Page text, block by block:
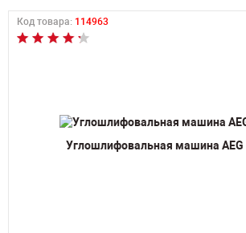
Код товара: 114963
Углошлифовальная машина AEG